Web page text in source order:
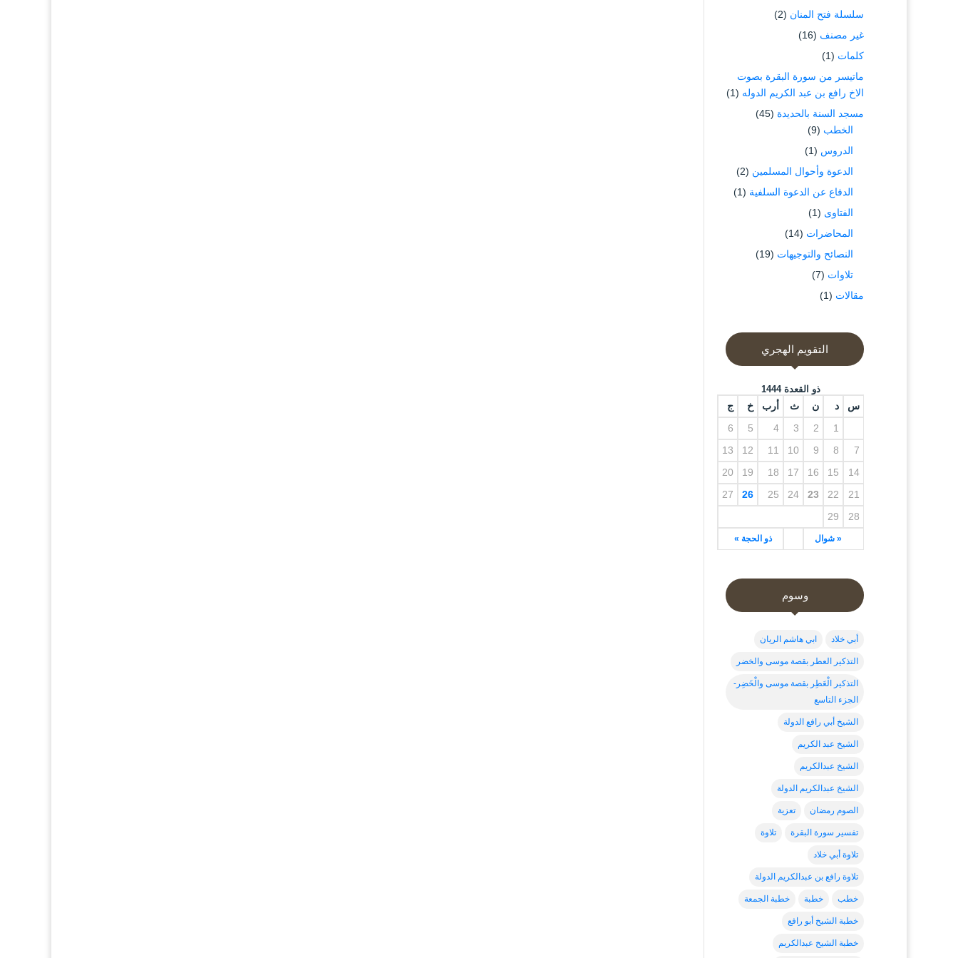
سلسلة فتح المنان (2)
غير مصنف (16)
كلمات (1)
ماتيسر من سورة البقرة بصوت
الاخ رافع بن عبد الكريم الدوله (1)
مسجد السنة بالحديدة (45)
الخطب (9)
الدروس (1)
الدعوة وأحوال المسلمين (2)
الدفاع عن الدعوة السلفية (1)
الفتاوى (1)
المحاضرات (14)
النصائح والتوجيهات (19)
تلاوات (7)
مقالات (1)
التقويم الهجري
ذو القعدة 1444
س د ن ث أرب خ ج
« شوال ذو الحجة »
1
2
3
4
5
6
7
8
9
10
11
12
13
14
15
16
17
18
19
20
21
22
23
24
25
26
27
28
29
وسوم
أبي خلاد ابي هاشم الريان
التذكير العطر بقصة موسى والخضر
التذكير الْعَطِر بقصة موسى والْخَضِر-
الجزء التاسع
الشيخ أبي رافع الدولة
الشيخ عبد الكريم
الشيخ عبدالكريم
الشيخ عبدالكريم الدولة
الصوم رمضان تعزية
تفسير سورة البقرة تلاوة
تلاوة أبي خلاد
تلاوة رافع بن عبدالكريم الدولة
خطب خطبة خطبة الجمعة
خطبة الشيخ أبو رافع
خطبة الشيخ عبدالكربم